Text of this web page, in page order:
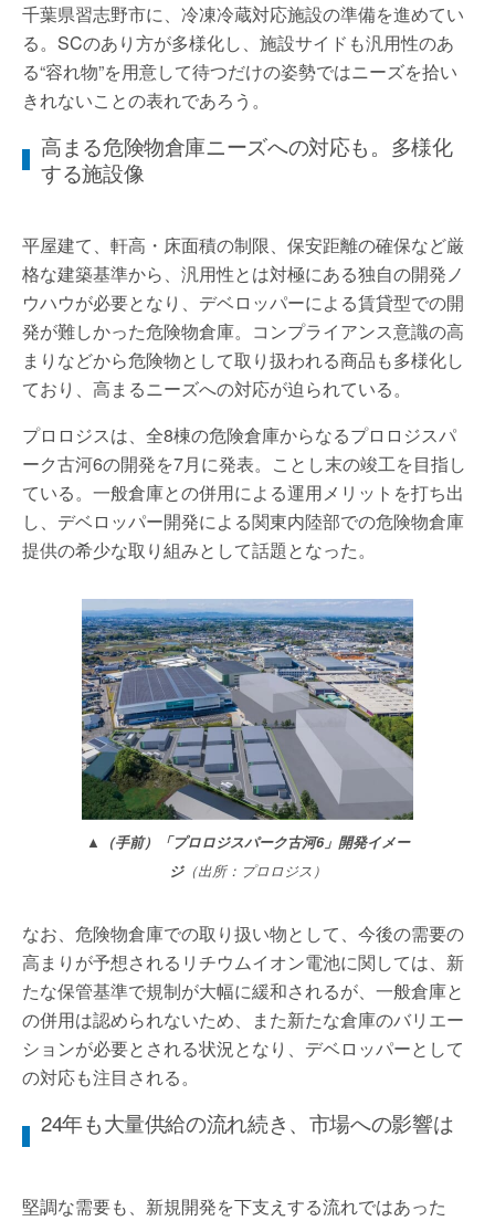
千葉県習志野市に、冷凍冷蔵対応施設の準備を進めてい
る。SCのあり方が多様化し、施設サイドも汎用性のあ
る“容れ物”を用意して待つだけの姿勢ではニーズを拾い
きれないことの表れであろう。
高まる危険物倉庫ニーズへの対応も。多様化
する施設像
平屋建て、軒高・床面積の制限、保安距離の確保など厳
格な建築基準から、汎用性とは対極にある独自の開発ノ
ウハウが必要となり、デベロッパーによる賃貸型での開
発が難しかった危険物倉庫。コンプライアンス意識の高
まりなどから危険物として取り扱われる商品も多様化し
ており、高まるニーズへの対応が迫られている。
プロロジスは、全8棟の危険倉庫からなるプロロジスパ
ーク古河6の開発を7月に発表。ことし末の竣工を目指し
ている。一般倉庫との併用による運用メリットを打ち出
し、デベロッパー開発による関東内陸部での危険物倉庫
提供の希少な取り組みとして話題となった。
▲（手前）「プロロジスパーク古河6」開発イメー
ジ（出所：プロロジス）
なお、危険物倉庫での取り扱い物として、今後の需要の
高まりが予想されるリチウムイオン電池に関しては、新
たな保管基準で規制が大幅に緩和されるが、一般倉庫と
の併用は認められないため、また新たな倉庫のバリエー
ションが必要とされる状況となり、デベロッパーとして
の対応も注目される。
24年も大量供給の流れ続き、市場への影響は
堅調な需要も、新規開発を下支えする流れではあった